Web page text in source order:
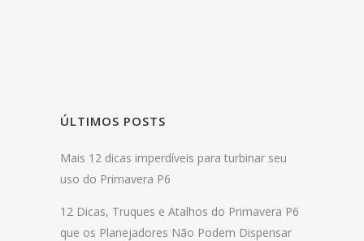
ÚLTIMOS POSTS
Mais 12 dicas imperdíveis para turbinar seu
uso do Primavera P6
12 Dicas, Truques e Atalhos do Primavera P6
que os Planejadores Não Podem Dispensar